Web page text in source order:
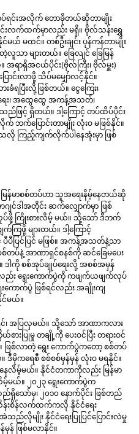
ပ်ရင်းအလိုက် တောခိုတယ်ဆိုတာမျိုး
င်းလက်ထက်မှာလည်း မရှိ။ ဗိုလ်သန်းရွှေ
မထင်။ တစ်ဦးချင်း ပုန်ကန်တာမျိုး
များတယ်။ ခြေလျင် ခြေမြန်
ရာရှိအငယ်ပိုင်း(ဗိုလ်ကြီး၊ ဗိုလ်မှူး)
င်းလာဖို့ သိပ်မမျှော်လင့်နိုင်။
ရပြီးလို့ဖြစ်တယ်။ ငွေကြေး၊
ျိရေး၊ အထွေထွေ အကန့်အသတ်၊
ဖြင့် ရှိတယ်။ ဒါ့ကြောင့် တပ်ထိပ်ပိုင်း
ဘက်ပြောင်းတာမျိုး လုံးဝ မဖြစ်နိုင်။
လို ကြည့်ကျက်လိုက်ပါနေအုံးမှာ ဖြစ်
မြန်မာစစ်တပ်ဟာ သူအရေးနိမ့်နေတယ်ဆို
ျင်ဒါအတိုင်း ဆက်လျှောက်မှာ ဖြစ်
ကြိုးစားလိမ့် မယ်။ သို့သော် ဒီဘက်
ြဖို့ များတယ်။ ဒါ့ကြောင့်
ပီပြင်ပြင် မဖြစ်။ အကန့်အသတ်နဲ့သာ
စ်တပ်နဲ့ အာဏာရှင်စနစ်ကို ဆင်ခြေမပေး
ဒါကို စစ်အုပ်ချုပ်ရေးလို့ အစစ်အမှန်
း ရွေးကောက်ပွဲကို ကဖျက်ယဖျက်လုပ်
ကောက်ပွဲ ဖြစ်ရင်လည်း အချိုးကျ
င်မယ်။
င်၊ အပြလှမယ်။ သို့သော် အာဏာကလား
ားပြုမှု တချို့ကို ပေးဝင်ပြီး တရားဝင်
ဖြစ်လာတဲ့ ရွေး ကောက်ပွဲကတော့ စစ်တပ်
မိုကရေစီ စစ်စစ်မှန်မှန် လုံးဝ မရနိုင်။
ေလိမ့်မယ်။ နိုင်ငံတကာကိုလည်း မြန်မာ
မယ်။ ၂၀၂၃ ရွေးကောက်ပွဲက
သော်မှ၊ ၂၀၁၀ နောက်ပိုင်း ဖြစ်တည်
သိန်းစိန်လက်ထက်ကလို နိုင်ငံရေး
သည်လိုမျိုး နိုင်ငံရေးပြုပြင်ပြောင်းလဲမှု
မှန် ဖြစ်မလာနိုင်။